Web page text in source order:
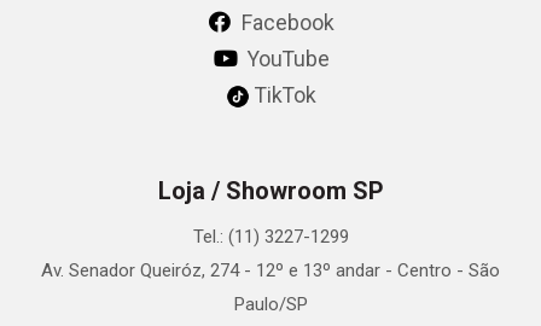
Facebook
YouTube
TikTok
Loja / Showroom SP
Tel.: (11) 3227-1299
Av. Senador Queiróz, 274 - 12º e 13º andar - Centro - São
Paulo/SP